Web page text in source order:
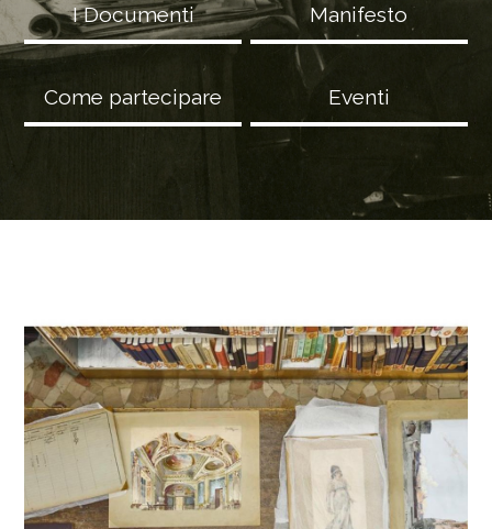
I Documenti Manifesto
Come partecipare Eventi